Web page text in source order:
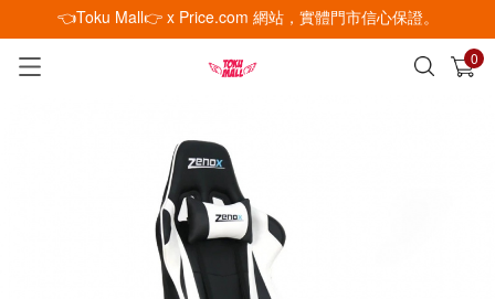
👈Toku Mall👉 x Price.com 網站，實體門市信心保證。
0
已加入購物車 查看